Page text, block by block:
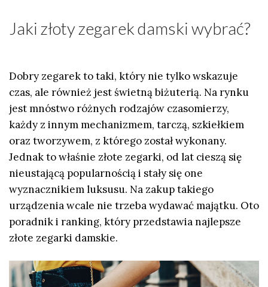
Jaki złoty zegarek damski wybrać?
Dobry zegarek to taki, który nie tylko wskazuje
czas, ale również jest świetną biżuterią. Na rynku
jest mnóstwo różnych rodzajów czasomierzy,
każdy z innym mechanizmem, tarczą, szkiełkiem
oraz tworzywem, z którego został wykonany.
Jednak to właśnie złote zegarki, od lat cieszą się
nieustającą popularnością i stały się one
wyznacznikiem luksusu. Na zakup takiego
urządzenia wcale nie trzeba wydawać majątku. Oto
poradnik i ranking, który przedstawianajlepsze
złote zegarki damskie.